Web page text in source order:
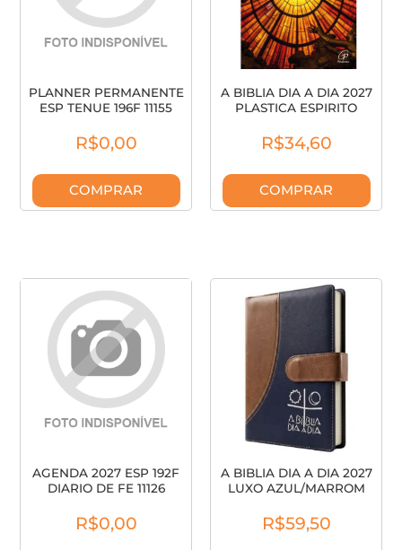
PLANNER PERMANENTE
ESP TENUE 196F 11155
R$0,00
COMPRAR
A BIBLIA DIA A DIA 2027
PLASTICA ESPIRITO
R$34,60
COMPRAR
AGENDA 2027 ESP 192F
DIARIO DE FE 11126
R$0,00
A BIBLIA DIA A DIA 2027
LUXO AZUL/MARROM
R$59,50